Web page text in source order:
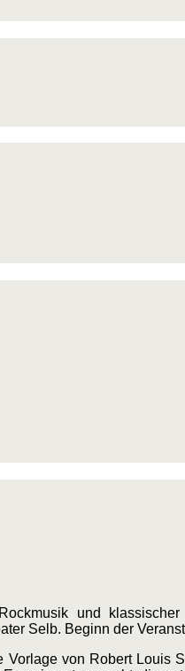
und
Selb. Beginn der
von Robert Louis